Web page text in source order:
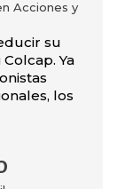
Acciones y
su
Ya
los